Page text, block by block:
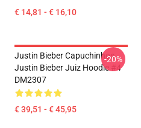
€ 14,81 - € 16,10
Justin Bieber Capuchinhos...
Justin Bieber Juiz Hoodie #4
DM2307
€ 39,51 - € 45,95
-20%